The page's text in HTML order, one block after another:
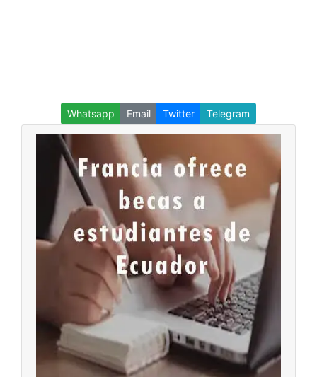
Whatsapp Email Twitter Telegram